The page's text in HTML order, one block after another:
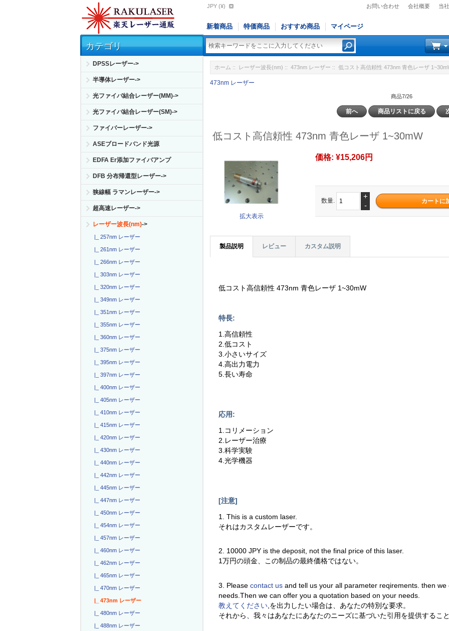
お問い合わせ 会社概要 当
JPY (¥)
新着商品 特価商品 おすすめ商品 マイページ
カテゴリ
DPSSレーザー->
半導体レーザー->
光ファイバ結合レーザー(MM)->
光ファイバ結合レーザー(SM)->
ファイバーレーザー->
ASEブロードバンド光源
EDFA Er添加ファイバアンプ
DFB 分布帰還型レーザー->
狭線幅 ラマンレーザー->
超高速レーザー->
レーザー波長(nm)->
|_ 257nm レーザー
|_ 261nm レーザー
|_ 266nm レーザー
|_ 303nm レーザー
|_ 320nm レーザー
|_ 349nm レーザー
|_ 351nm レーザー
|_ 355nm レーザー
|_ 360nm レーザー
|_ 375nm レーザー
|_ 395nm レーザー
|_ 397nm レーザー
|_ 400nm レーザー
|_ 405nm レーザー
|_ 410nm レーザー
|_ 415nm レーザー
|_ 420nm レーザー
|_ 430nm レーザー
|_ 440nm レーザー
|_ 442nm レーザー
|_ 445nm レーザー
|_ 447nm レーザー
|_ 450nm レーザー
|_ 454nm レーザー
|_ 457nm レーザー
|_ 460nm レーザー
|_ 462nm レーザー
|_ 465nm レーザー
|_ 470nm レーザー
|_ 473nm レーザー
|_ 480nm レーザー
|_ 488nm レーザー
ホーム :: レーザー波長(nm) ::473nm レーザー :: 低コスト高信頼性 473nm 青色レーザ
473nm レーザー
商品7/26
前へ 商品リストに戻る
低コスト高信頼性 473nm 青色レーザ 1~30mW
拡大表示
価格:¥15,206円
数量.
+
-
製品説明 レビュー カスタム説明
低コスト高信頼性 473nm 青色レーザ 1~30mW
特長:
1.高信頼性
2.低コスト
3.小さいサイズ
4.高出力電力
5.長い寿命
応用:
1.コリメーション
2.レーザー治療
3.科学実験
4.光学機器
[注意]
1. This is a custom laser.
それはカスタムレーザーです。
2. 10000 JPY is the deposit, not the final price of this laser.
1万円の頭金、この制品の最終価格ではない。
3. Pleasecontact usand tell us your all parameter reqirements. then
needs.Then we can offer you a quotation based on your needs.
教えてください ,を出力したい場合は、あなたの特別な要求。
それから、我々はあなたにあなたのニーズに基づいた引用を提供すること